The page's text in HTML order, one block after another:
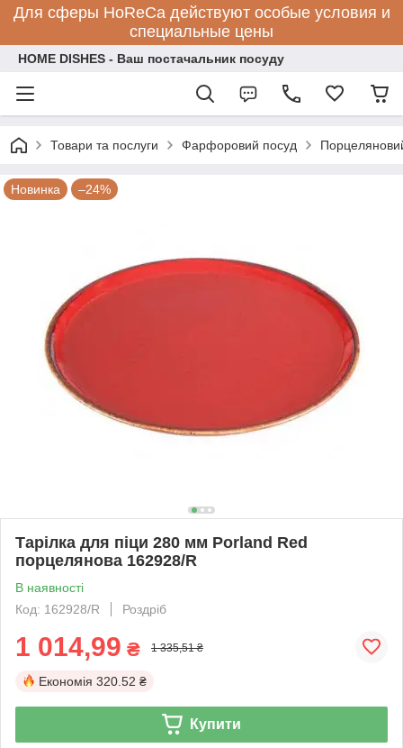
Для сферы HoReCa действуют особые условия и
специальные цены
HOME DISHES - Ваш постачальник посуду
Товари та послуги Фарфоровий посуд
Новинка –24%
Тарілка для піци 280 мм Porland Red
порцелянова 162928/R
В наявності
Код: 162928/R
Роздріб
1 014,99 ₴ 1 335,51 ₴
Економія 320.52 ₴
Купити